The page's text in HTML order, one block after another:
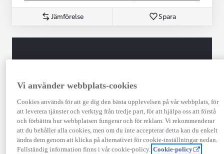
Jämförelse Spara
TOYOTA APPROVED
USED
Garanti upp till 10 år eller 20 000 mil – i
kombination med Toyota Relax
Vi använder webbplats-cookies
Cookies används för att ge dig den bästa upplevelsen på vår webbplats, för
att leverera tjänster och verktyg från tredje part, för att hjälpa oss att förstå
och förbättra hur webbplatsen fungerar och för reklam. Vi rekommenderar
att du behåller alla cookies, men om du inte accepterar detta kan du enkelt
ändra dem genom att klicka på alternativet för cookie-inställningar nedan.
Fullständig information finns i vår cookie-policy. Cookie-policy